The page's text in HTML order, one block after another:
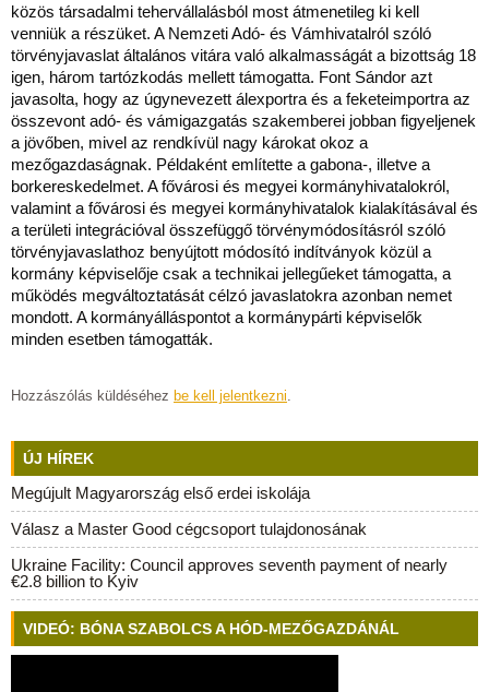
közös társadalmi tehervállalásból most átmenetileg ki kell
venniük a részüket. A Nemzeti Adó- és Vámhivatalról szóló
törvényjavaslat általános vitára való alkalmasságát a bizottság 18
igen, három tartózkodás mellett támogatta. Font Sándor azt
javasolta, hogy az úgynevezett álexportra és a feketeimportra az
összevont adó- és vámigazgatás szakemberei jobban figyeljenek
a jövőben, mivel az rendkívül nagy károkat okoz a
mezőgazdaságnak. Példaként említette a gabona-, illetve a
borkereskedelmet. A fővárosi és megyei kormányhivatalokról,
valamint a fővárosi és megyei kormányhivatalok kialakításával és
a területi integrációval összefüggő törvénymódosításról szóló
törvényjavaslathoz benyújtott módosító indítványok közül a
kormány képviselője csak a technikai jellegűeket támogatta, a
működés megváltoztatását célzó javaslatokra azonban nemet
mondott. A kormányálláspontot a kormánypárti képviselők
minden esetben támogatták.
Hozzászólás küldéséhez be kell jelentkezni.
ÚJ HÍREK
Megújult Magyarország első erdei iskolája
Válasz a Master Good cégcsoport tulajdonosának
Ukraine Facility: Council approves seventh payment of nearly
€2.8 billion to Kyiv
VIDEÓ: BÓNA SZABOLCS A HÓD-MEZŐGAZDÁNÁL